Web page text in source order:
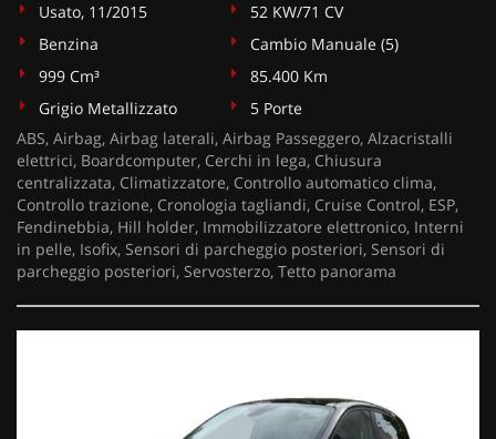
Usato, 11/2015
52 KW/71 CV
Benzina
Cambio Manuale (5)
999 Cm³
85.400 Km
Grigio Metallizzato
5 Porte
ABS, Airbag, Airbag laterali, Airbag Passeggero, Alzacristalli
elettrici, Boardcomputer, Cerchi in lega, Chiusura
centralizzata, Climatizzatore, Controllo automatico clima,
Controllo trazione, Cronologia tagliandi, Cruise Control, ESP,
Fendinebbia, Hill holder, Immobilizzatore elettronico, Interni
in pelle, Isofix, Sensori di parcheggio posteriori, Sensori di
parcheggio posteriori, Servosterzo, Tetto panorama